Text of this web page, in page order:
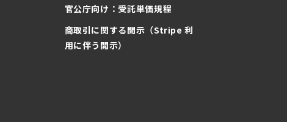
官公庁向け：受託単価規程
商取引に関する開示（Stripe 利
用に伴う開示）